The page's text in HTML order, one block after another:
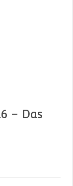
– Das